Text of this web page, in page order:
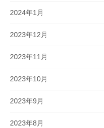
2024年1月
2023年12月
2023年11月
2023年10月
2023年9月
2023年8月